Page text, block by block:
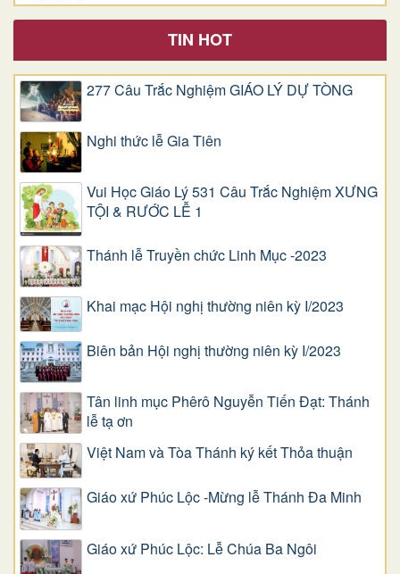
TIN HOT
277 Câu Trắc Nghiệm GIÁO LÝ DỰ TÒNG
Nghi thức lễ Gia Tiên
Vui Học Giáo Lý 531 Câu Trắc Nghiệm XƯNG
TỘI & RƯỚC LỄ 1
Thánh lễ Truyền chức Linh Mục -2023
Khai mạc Hội nghị thường niên kỳ I/2023
Biên bản Hội nghị thường niên kỳ I/2023
Tân linh mục Phêrô Nguyễn Tiến Đạt: Thánh
lễ tạ ơn
Việt Nam và Tòa Thánh ký kết Thỏa thuận
Giáo xứ Phúc Lộc -Mừng lễ Thánh Đa Minh
Giáo xứ Phúc Lộc: Lễ Chúa Ba Ngôi